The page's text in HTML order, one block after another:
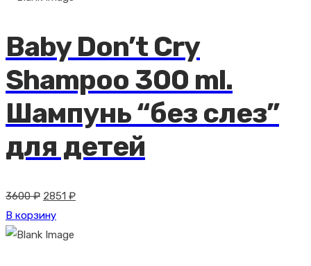
Baby Don’t Cry
Shampoo 300 ml.
Шампунь “без слез”
для детей
3600₽ Первоначальная
цена
составляла
2851 ₽Текущая
В корзину